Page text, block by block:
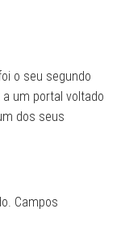
o seu segundo
um portal voltado
dos seus
Campos